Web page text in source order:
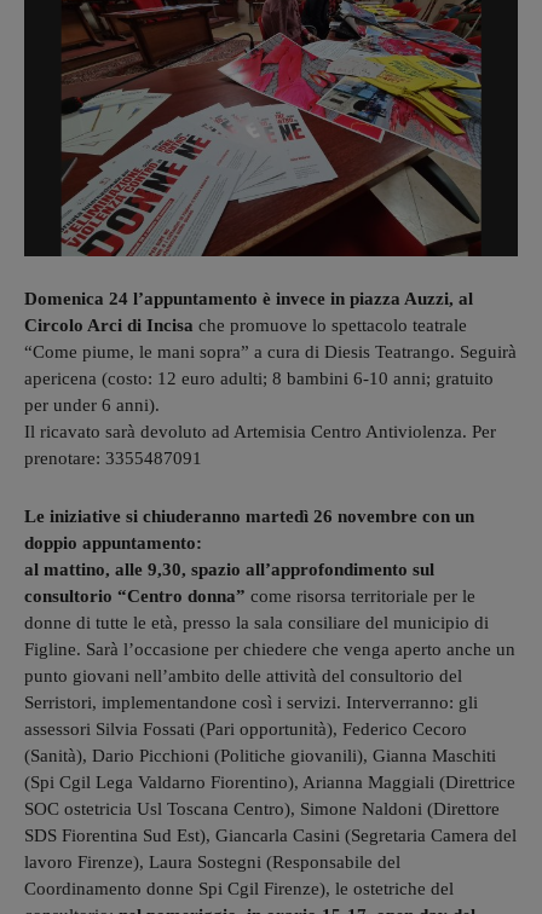
Domenica 24 l’appuntamento è invece in piazza Auzzi, al
Circolo Arci di Incisa che promuove lo spettacolo teatrale
“Come piume, le mani sopra” a cura di Diesis Teatrango. Seguirà
apericena (costo: 12 euro adulti; 8 bambini 6-10 anni; gratuito
per under 6 anni).
Il ricavato sarà devoluto ad Artemisia Centro Antiviolenza. Per
prenotare: 3355487091
Le iniziative si chiuderanno martedì 26 novembre con un
doppio appuntamento:
al mattino, alle 9,30, spazio all’approfondimento sul
consultorio “Centro donna” come risorsa territoriale per le
donne di tutte le età, presso la sala consiliare del municipio di
Figline. Sarà l’occasione per chiedere che venga aperto anche un
punto giovani nell’ambito delle attività del consultorio del
Serristori, implementandone così i servizi. Interverranno: gli
assessori Silvia Fossati (Pari opportunità), Federico Cecoro
(Sanità), Dario Picchioni (Politiche giovanili), Gianna Maschiti
(Spi Cgil Lega Valdarno Fiorentino), Arianna Maggiali (Direttrice
SOC ostetricia Usl Toscana Centro), Simone Naldoni (Direttore
SDS Fiorentina Sud Est), Giancarla Casini (Segretaria Camera del
lavoro Firenze), Laura Sostegni (Responsabile del
Coordinamento donne Spi Cgil Firenze), le ostetriche del